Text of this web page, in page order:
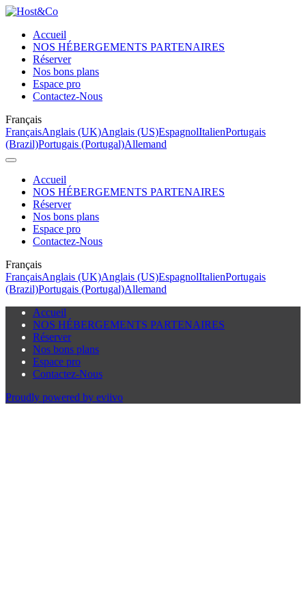
Accueil
NOS HÉBERGEMENTS PARTENAIRES
Réserver
Nos bons plans
Espace pro
Contactez-Nous
Français
FrançaisAnglais (UK)Anglais (US)EspagnolItalienPortugais
(Brazil)Portugais (Portugal)Allemand
Accueil
NOS HÉBERGEMENTS PARTENAIRES
Réserver
Nos bons plans
Espace pro
Contactez-Nous
Français
FrançaisAnglais (UK)Anglais (US)EspagnolItalienPortugais
(Brazil)Portugais (Portugal)Allemand
Accueil
NOS HÉBERGEMENTS PARTENAIRES
Réserver
Nos bons plans
Espace pro
Contactez-Nous
Proudly powered by eviivo